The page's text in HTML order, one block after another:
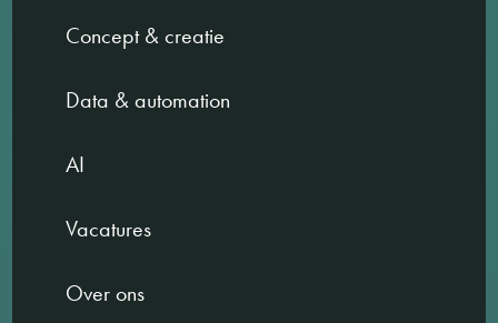
Concept & creatie
Data & automation
AI
Vacatures
Over ons